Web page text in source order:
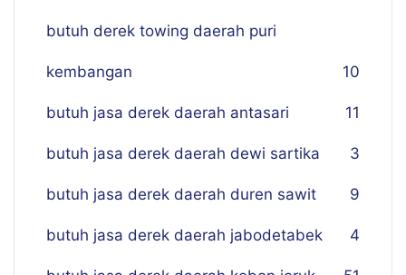
butuh derek towing daerah puri
kembangan 10
butuh jasa derek daerah antasari 11
butuh jasa derek daerah dewi sartika 3
butuh jasa derek daerah duren sawit 9
butuh jasa derek daerah jabodetabek 4